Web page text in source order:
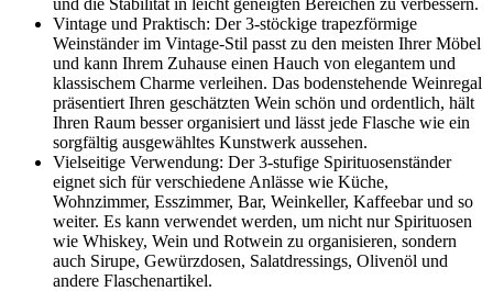
Vintage und Praktisch: Der 3-stöckige trapezförmige
Weinständer im Vintage-Stil passt zu den meisten Ihrer Möbel
und kann Ihrem Zuhause einen Hauch von elegantem und
klassischem Charme verleihen. Das bodenstehende Weinregal
präsentiert Ihren geschätzten Wein schön und ordentlich, hält
Ihren Raum besser organisiert und lässt jede Flasche wie ein
sorgfältig ausgewähltes Kunstwerk aussehen.
Vielseitige Verwendung: Der 3-stufige Spirituosenständer
eignet sich für verschiedene Anlässe wie Küche,
Wohnzimmer, Esszimmer, Bar, Weinkeller, Kaffeebar und so
weiter. Es kann verwendet werden, um nicht nur Spirituosen
wie Whiskey, Wein und Rotwein zu organisieren, sondern
auch Sirupe, Gewürzdosen, Salatdressings, Olivenöl und
andere Flaschenartikel.